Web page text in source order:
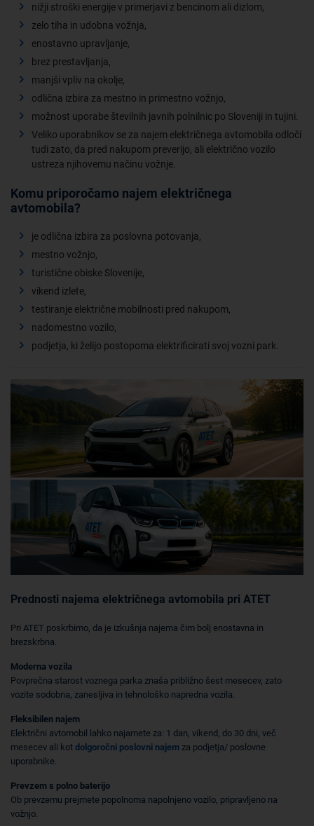
nižji stroški energije v primerjavi z bencinom ali dizlom,
zelo tiha in udobna vožnja,
enostavno upravljanje,
brez prestavljanja,
manjši vpliv na okolje,
odlična izbira za mestno in primestno vožnjo,
možnost uporabe številnih javnih polnilnic po Sloveniji in tujini.
Veliko uporabnikov se za najem električnega avtomobila odloči
tudi zato, da pred nakupom preverijo, ali električno vozilo
ustreza njihovemu načinu vožnje.
Komu priporočamo najem električnega
avtomobila?
je odlična izbira za poslovna potovanja,
mestno vožnjo,
turistične obiske Slovenije,
vikend izlete,
testiranje električne mobilnosti pred nakupom,
nadomestno vozilo,
podjetja, ki želijo postopoma elektrificirati svoj vozni park.
Prednosti najema električnega avtomobila pri ATET
Pri ATET poskrbimo, da je izkušnja najema čim bolj enostavna in
brezskrbna.
Moderna vozila
Povprečna starost voznega parka znaša približno šest mesecev, zato
vozite sodobna, zanesljiva in tehnološko napredna vozila.
Fleksibilen najem
Električni avtomobil lahko najamete za: 1 dan, vikend, do 30 dni, več
mesecev ali kot dolgoročni poslovni najem za podjetja/ poslovne
uporabnike.
Prevzem s polno baterijo
Ob prevzemu prejmete popolnoma napolnjeno vozilo, pripravljeno na
vožnjo.